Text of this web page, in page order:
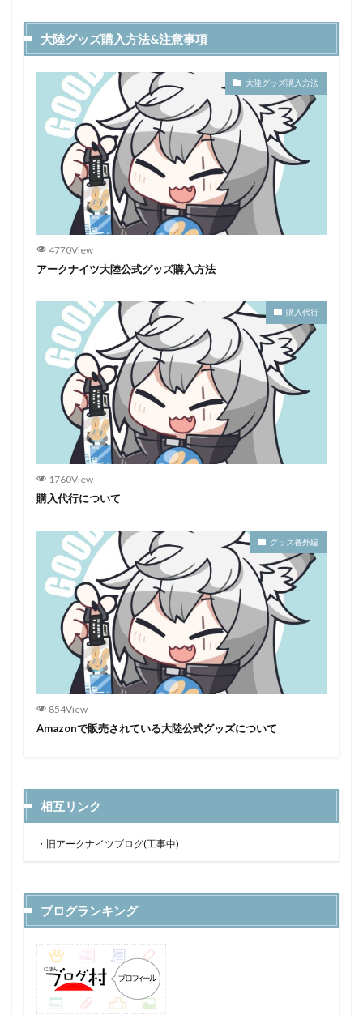
大陸グッズ購入方法&注意事項
大陸グッズ購入方法
4770View
アークナイツ大陸公式グッズ購入方法
購入代行
1760View
購入代行について
グッズ番外編
854View
Amazonで販売されている大陸公式グッズについて
相互リンク
・ 旧アークナイツブログ(工事中)
ブログランキング